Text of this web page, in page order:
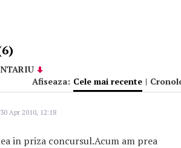
Afiseaza: Cele mai recente |
Apr 2010, 12:18
in priza concursul.Acum am prea